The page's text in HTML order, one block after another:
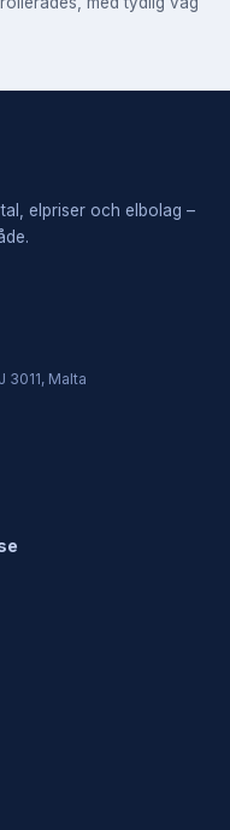
elpriser och elbolag –
3011, Malta